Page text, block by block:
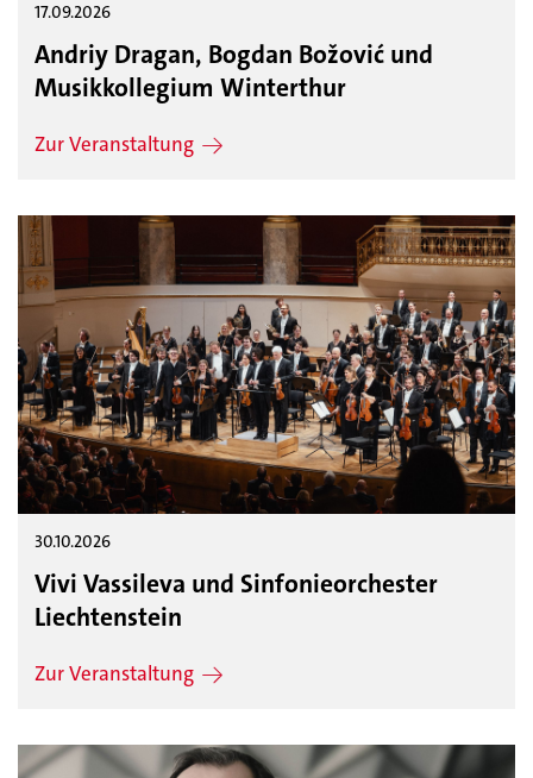
17.09.2026
Andriy Dragan, Bogdan Božović und
Musikkollegium Winterthur
Zur Veranstaltung
30.10.2026
Vivi Vassileva und Sinfonieorchester
Liechtenstein
Zur Veranstaltung